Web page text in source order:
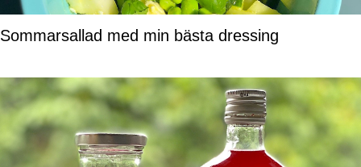
Sommarsallad med min bästa dressing